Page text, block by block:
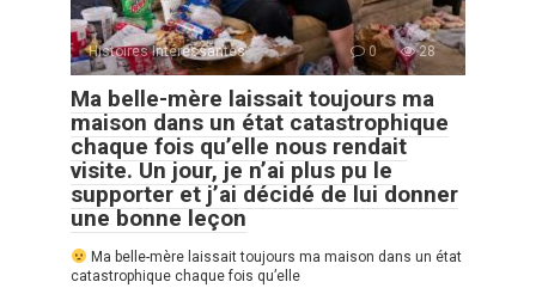
Histoires Intéressantes 0 28
Ma belle-mère laissait toujours ma
maison dans un état catastrophique
chaque fois qu’elle nous rendait
visite. Un jour, je n’ai plus pu le
supporter et j’ai décidé de lui donner
une bonne leçon
Ma belle-mère laissait toujours ma maison dans un état
catastrophique chaque fois qu’elle